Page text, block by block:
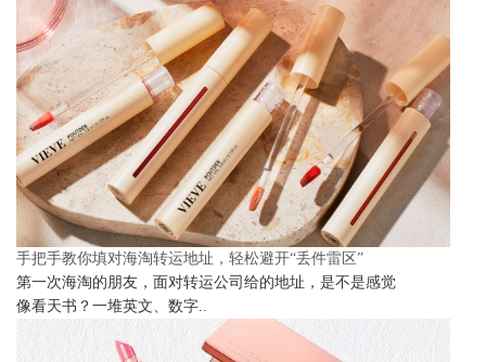
手把手教你填对海淘转运地址，轻松避开“丢件雷区”
第一次海淘的朋友，面对转运公司给的地址，是不是感觉
像看天书？一堆英文、数字..